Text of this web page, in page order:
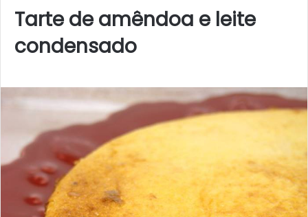
Tarte de amêndoa e leite
condensado